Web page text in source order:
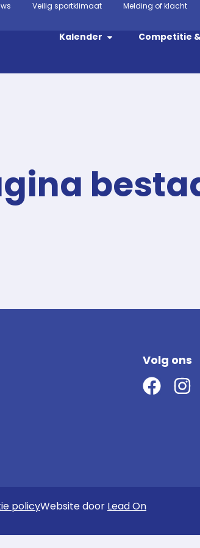
Veilig sportklimaat Melding of klacht
Kalender Competitie
Volg ons
policyWebsite door Lead On